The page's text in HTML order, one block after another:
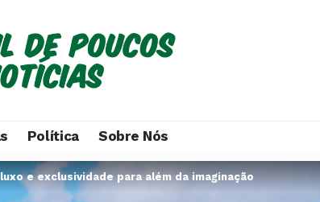
Política Sobre Nós
e exclusividade para além da imaginação